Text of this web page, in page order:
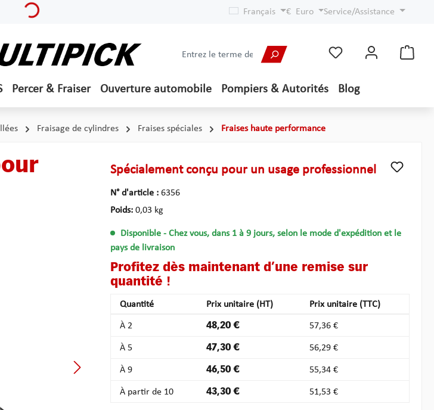
Français € Euro Service/Assistance
Percer & Fraiser Ouverture automobile Pompiers & Autorités Blog
Fraisage de cylindres Fraises spéciales Fraises haute performance
Spécialement conçu pour un usage professionnel
N° d'article : 6356
Poids: 0,03 kg
Disponible - Chez vous, dans 1 à 9 jours, selon le mode d'expédition et le
pays de livraison
Profitez dès maintenant d’une remise sur
quantité !
Quantité Prix unitaire (HT) Prix unitaire (TTC)
À 2 48,20 € 57,36 €
À 5 47,30 € 56,29 €
À 9 46,50 € 55,34 €
À partir de 10 43,30 € 51,53 €